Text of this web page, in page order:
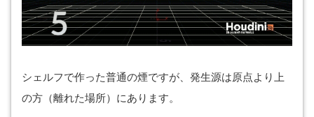
シェルフで作った普通の煙ですが、発生源は原点より上
の方（離れた場所）にあります。